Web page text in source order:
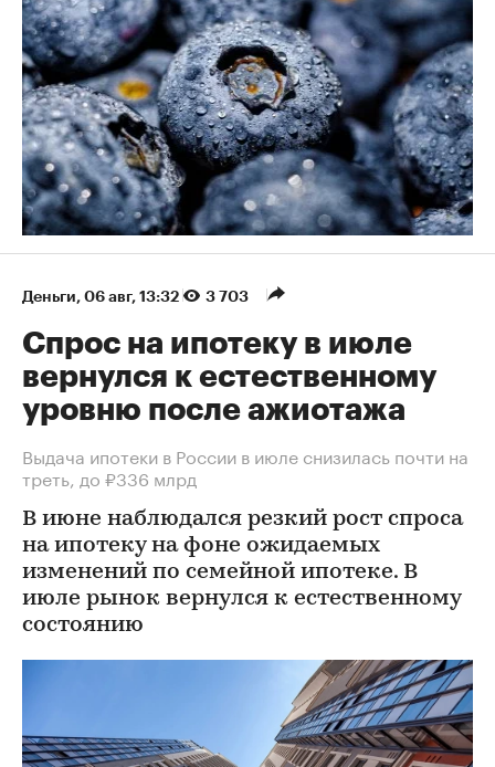
Деньги⁠, 06 авг, 13:32 3 703
Спрос на ипотеку в июле
вернулся к естественному
уровню после ажиотажа
Выдача ипотеки в России в июле снизилась почти на
треть, до ₽336 млрд
В июне наблюдался резкий рост спроса
на ипотеку на фоне ожидаемых
изменений по семейной ипотеке. В
июле рынок вернулся к естественному
состоянию